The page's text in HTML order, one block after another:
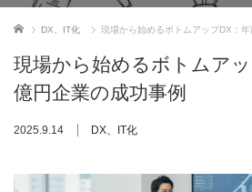
ホーム DX、IT化 現場から始めるボトムアップDX：
現場から始めるボトムア
億円企業の成功事例
2025.9.14 DX、IT化